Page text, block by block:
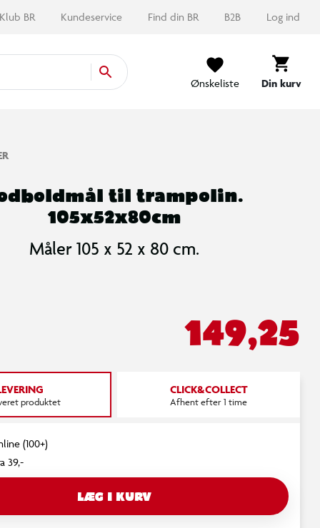
Klub BR Kundeservice Find din BR B2B Log ind
Ønskeliste Din kurv
til trampolin.
105x52x80cm
Måler 105 x 52 x 80 cm.
149,25
produktet
CLICK&COLLECT
Afhent efter 1 time
(100+)
39,-
LÆG I KURV